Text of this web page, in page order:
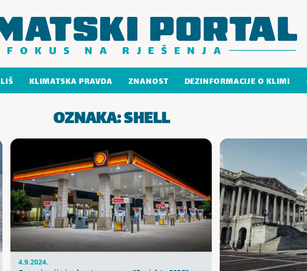
KLIMATSKA PRAVDA ZNANOST DEZINFORMACIJE O KLIMI
OZNAKA:SHELL
4.9.2024.